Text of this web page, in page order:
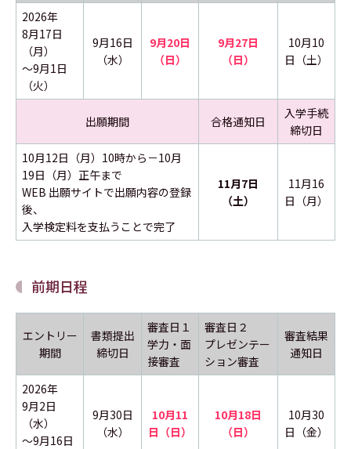
2026年
8月17日
（月）
～9月1日
（火）
9月16日
（水）
9月20日
（日）
9月27日
（日）
10月10
日（土）
出願期間 合格通知日
入学手続
締切日
10月12日（月）10時から－10月
19日（月）正午まで
WEB 出願サイトで出願内容の登録
後、
入学検定料を支払うことで完了
11月7日
（土）
11月16
日（月）
前期日程
エントリー
期間
書類提出
締切日
審査日１
学力・面
接審査
審査日２
プレゼンテー
ション審査
審査結果
通知日
2026年
9月2日
（水）
～9月16日
9月30日
（水）
10月11
日（日）
10月18日
（日）
10月30
日（金）